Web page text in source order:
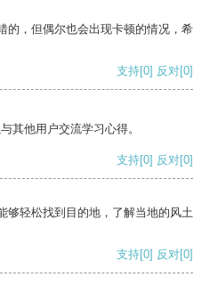
的，但偶尔也会出现卡顿的情况，希
支持[0] 反对[0]
其他用户交流学习心得。
支持[0] 反对[0]
够轻松找到目的地，了解当地的风土
支持[0] 反对[0]